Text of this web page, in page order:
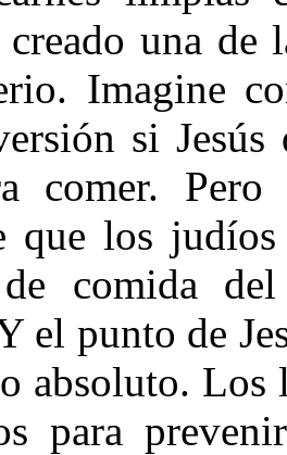
una de
Imagine
si
comer.
que los judíos
comida
el punto de
absoluto. Los
para